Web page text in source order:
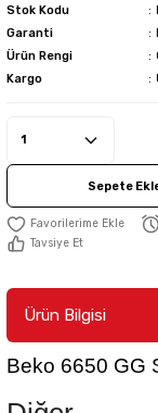
Stok Kodu
Garanti
Ürün Rengi
Kargo
Sepete
Tavsiye Et
Ürün Bilgisi
Beko 6650 GG